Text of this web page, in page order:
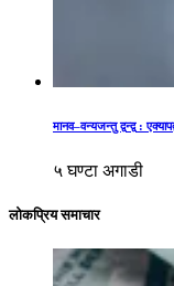
मानव–वन्यजन्तु द्वन्द्व :
५ घण्टा अगाडी
लोकप्रिय समाचार